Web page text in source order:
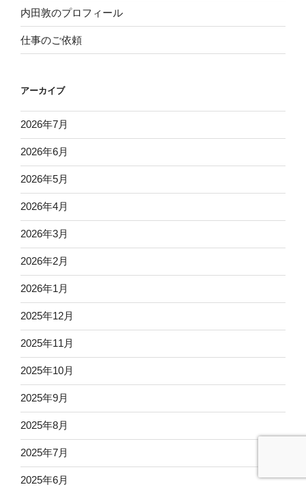
内田敦のプロフィール
仕事のご依頼
アーカイブ
2026年7月
2026年6月
2026年5月
2026年4月
2026年3月
2026年2月
2026年1月
2025年12月
2025年11月
2025年10月
2025年9月
2025年8月
2025年7月
2025年6月